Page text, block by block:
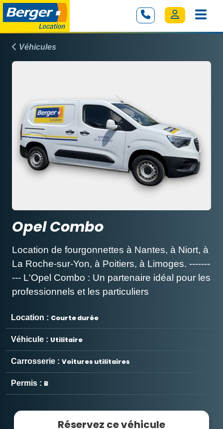
Véhicules
Opel Combo
Location de fourgonnettes à Nantes, à Niort, à
La Roche-sur-Yon, à Poitiers, à Limoges. -------
--- L'Opel Combo : Un partenaire idéal pour les
professionnels et les particuliers
Location : Courte durée
Véhicule : Utilitaire
Carrosserie : Voitures utilitaires
Permis : B
Réservez ce véhicule